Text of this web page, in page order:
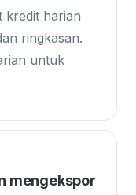
kredit harian
ringkasan.
untuk
mengekspor